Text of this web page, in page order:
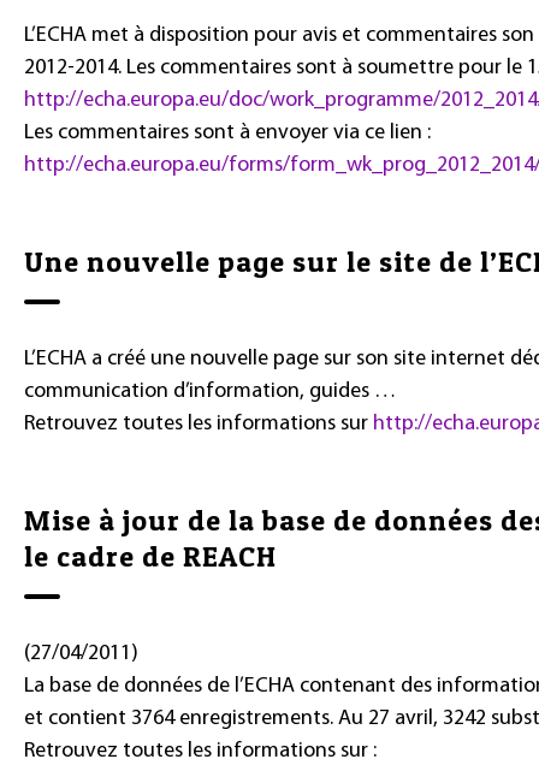
L’ECHA met à disposition pour avis et commentaires
2012-2014. Les commentaires sont à soumettre pour le
http://echa.europa.eu/doc/work_programme/2012_2014/
Les commentaires sont à envoyer via ce lien :
http://echa.europa.eu/forms/
Une nouvelle page sur le site de
L’ECHA a créé une nouvelle page sur son site internet
communication d’information, guides …
Retrouvez toutes les informations sur http://
Mise à jour de la base de données
le cadre de REACH
(27/04/2011)
La base de données de l’ECHA contenant des
et contient 3764 enregistrements. Au 27 avril, 3242
Retrouvez toutes les informations sur :